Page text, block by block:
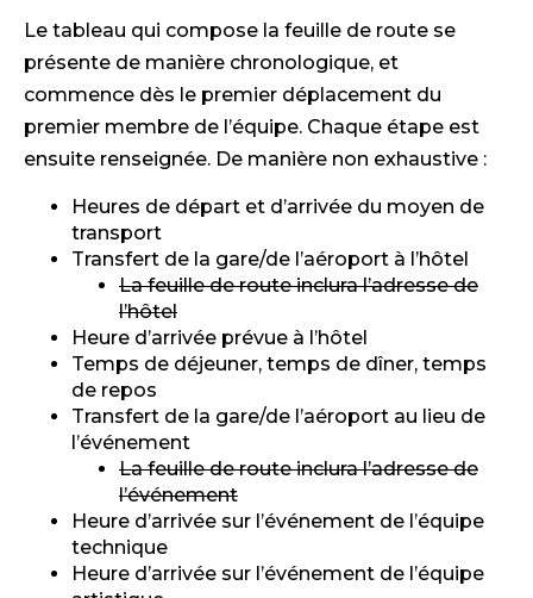
Le tableau qui compose la feuille de route se
présente de manière chronologique, et
commence dès le premier déplacement du
premier membre de l’équipe. Chaque étape est
ensuite renseignée. De manière non exhaustive :
Heures de départ et d’arrivée du moyen de
transport
Transfert de la gare/de l’aéroport à l’hôtel
La feuille de route inclura l’adresse de
l’hôtel
Heure d’arrivée prévue à l’hôtel
Temps de déjeuner, temps de dîner, temps
de repos
Transfert de la gare/de l’aéroport au lieu de
l’événement
La feuille de route inclura l’adresse de
l’événement
Heure d’arrivée sur l’événement de l’équipe
technique
Heure d’arrivée sur l’événement de l’équipe